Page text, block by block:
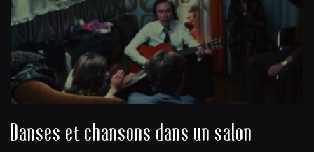
Danses et chansons dans un salon